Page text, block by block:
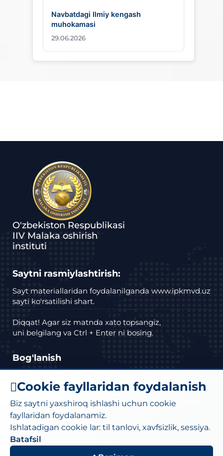
Navbatdagi Ilmiy kengash
muhokamasi
29.06.2026
Cookie fayllaridan foydalanish
Biz saytni yaxshiroq ishlashi uchun cookie
fayllaridan foydalanamiz.
Ishlatadigan cookie lar: til tanlovi, xavfsizlik, sessiya.
Batafsil
O'zbekiston Respublikasi
IIV Malaka oshirish
instituti
Saytni rasmiylashtirish:
Sayt materiallaridan foydalanilganda www.ipkmvd.uz
sayti ko'rsatilishi shart.
Diqqat! Agar siz matnda xato topsangiz,
uni belgilang va Ctrl + Enter ni bosing.
Bog'lanish
Husayn Boyqaro ko'chasi, 27a-uy.
Telefon :(71) 295-34-18 , (71)295-34-19
Elektron pochta:moi@iiv.uz
kanselariya@exat.uz